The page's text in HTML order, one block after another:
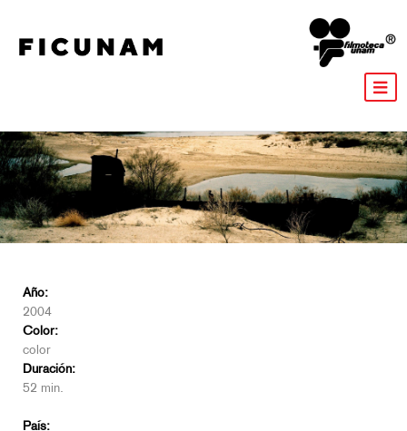
Año:
2004
Color:
color
Duración:
52 min.
País: